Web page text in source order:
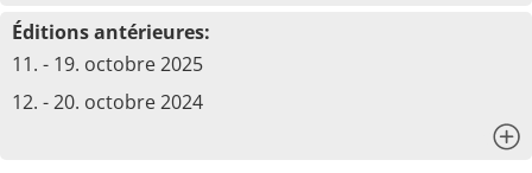
Éditions antérieures:
11. - 19. octobre 2025
12. - 20. octobre 2024